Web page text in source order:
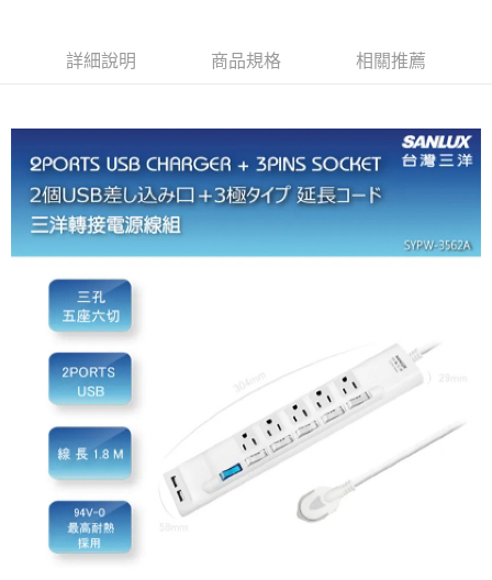
詳細說明 商品規格 相關推薦